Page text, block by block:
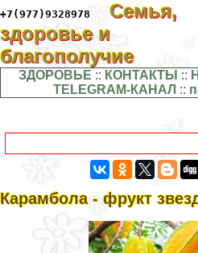
+7(977)9328978
Семья,
здоровье и
благополучие
ЗДОРОВЬЕ :: КОНТАКТЫ ::
TELEGRAM-КАНАЛ ::
Карамбола - фрукт